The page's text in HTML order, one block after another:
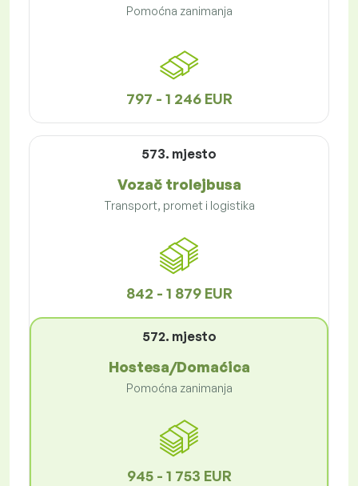
Pomoćna zanimanja
797 - 1 246 EUR
573. mjesto
Vozač trolejbusa
Transport, promet i logistika
842 - 1 879 EUR
572. mjesto
Hostesa/Domaćica
Pomoćna zanimanja
945 - 1 753 EUR